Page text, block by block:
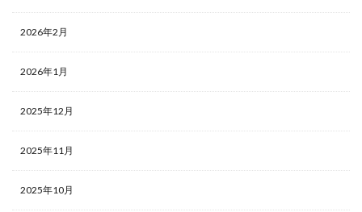
2026年2月
2026年1月
2025年12月
2025年11月
2025年10月